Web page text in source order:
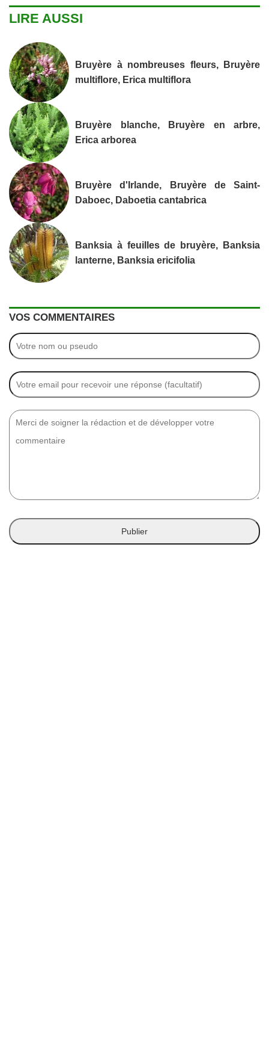
LIRE AUSSI
Bruyère à nombreuses fleurs, Bruyère
multiflore, Erica multiflora
Bruyère blanche, Bruyère en arbre,
Erica arborea
Bruyère d'Irlande, Bruyère de Saint-
Daboec, Daboetia cantabrica
Banksia à feuilles de bruyère, Banksia
lanterne, Banksia ericifolia
VOS COMMENTAIRES